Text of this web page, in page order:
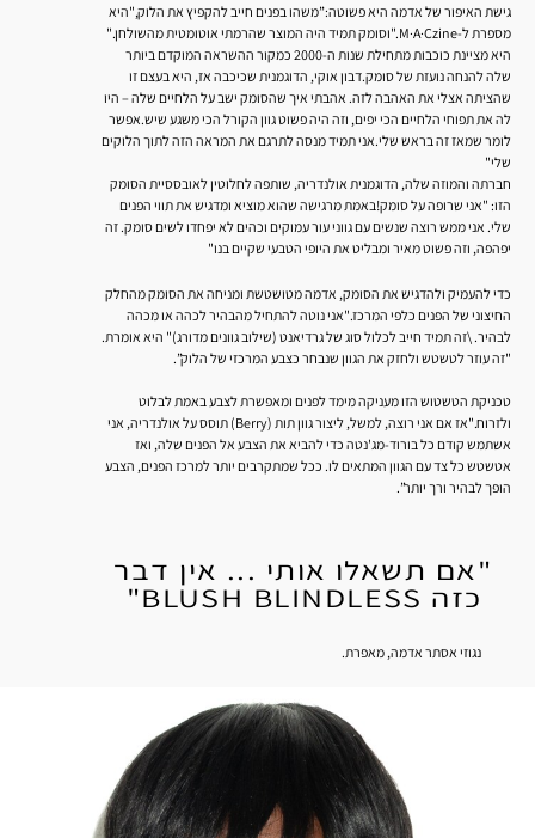
גישת האיפור של אדמה היא פשוטה:”משהו בפנים חייב להקפיץ את הלוק,"היא
מספרת ל-M·A·Czine."וסומק תמיד היה המוצר שהרמתי אוטומטית מהשולחן."
היא מציינת כוכבות מתחילת שנות ה-2000 כמקור ההשראה המוקדם ביותר
שלה להנחה נועזת של סומק.דבון אוקי, הדוגמנית שכיכבה אז, היא בעצם זו
שהציתה אצלי את האהבה לזה. אהבתי איך שהסומק ישב על הלחיים שלה – היו
לה את תפוחי הלחיים הכי יפים, וזה היה פשוט גוון הקורל הכי משגע שיש.אפשר
לומר שמאז זה בראש שלי.אני תמיד מנסה לתרגם את המראה הזה לתוך הלוקים
שלי"
חברתה והמוזה שלה, הדוגמנית אולנדריה, שותפה לחלוטין לאובססיית הסומק
הזו: "אני שרופה על סומק!באמת מרגישה שהוא מוציא ומדגיש את תווי הפנים
שלי. אני ממש רוצה שנשים עם גווני עור עמוקים וכהים לא יפחדו לשים סומק. זה
יפהפה, וזה פשוט מאיר ומבליט את היופי הטבעי שקיים בנו"
כדי להעמיק ולהדגיש את הסומק, אדמה מטושטשת ומניחה את הסומק מהחלק
החיצוני של הפנים כלפי המרכז."אני נוטה להתחיל מהבהיר לכהה או מכהה
לבהיר. \זה תמיד חייב לכלול סוג של גרדיאנט (שילוב גוונים מדורג)" היא אומרת.
"זה עוזר לטשטש ולחזק את הגוון שנבחר כצבע המרכזי של הלוק”.
טכניקת הטשטוש הזו מעניקה מימד לפנים ומאפשרת לצבע באמת לבלוט
ולזרוח."אז אם אני רוצה, למשל, ליצור גוון תות (Berry) תוסס על אולנדריה, אני
אשתמש קודם כל בורוד-מג'נטה כדי להביא את הצבע אל הפנים שלה, ואז
אטשטש כל צד עם הגוון המתאים לו. ככל שמתקרבים יותר למרכז הפנים, הצבע
הופך לבהיר ורך יותר”.
"אם תשאלו אותי ... אין דבר
כזה BLUSH BLINDLESS"
נגוזי אסתר אדמה, מאפרת.